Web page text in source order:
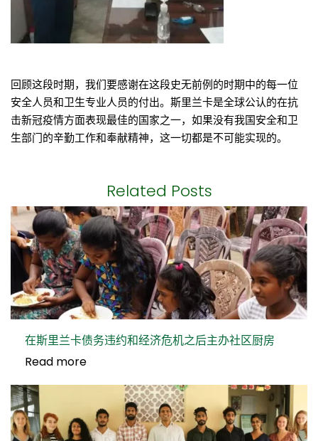
回顾这段时期，我们要感谢在这段史无前例的时期中的每一位
安全人员和卫生专业人员的付出。斯里兰卡是全球公认的在抗
击新冠疫情方面表现最佳的国家之一，如果没有我国安全和卫
生部门的辛勤工作和奉献精神，这一切都是不可能实现的。
Related Posts
在斯里兰卡债务违约和经济危机之后主办社区厨房
Read more